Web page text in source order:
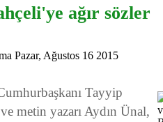
ağır sözler
Pazar, Ağustos 16 2015
Tayyip
metin yazarı Aydın Ünal,